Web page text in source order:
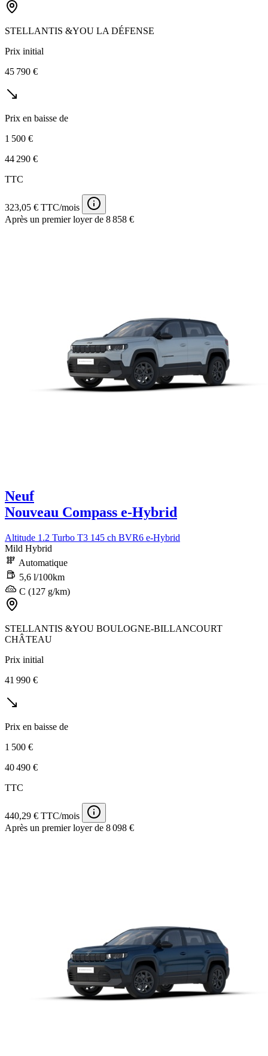
STELLANTIS &YOU LA DÉFENSE
Prix initial
45 790 €
Prix en baisse de
1 500 €
44 290 €
TTC
323,05 € TTC/mois
Après un premier loyer de 8 858 €
Neuf
Nouveau Compass e-Hybrid
Altitude 1.2 Turbo T3 145 ch BVR6 e-Hybrid
Mild Hybrid
Automatique
5,6 l/100km
C (127 g/km)
STELLANTIS &YOU BOULOGNE-BILLANCOURT
CHÂTEAU
Prix initial
41 990 €
Prix en baisse de
1 500 €
40 490 €
TTC
440,29 € TTC/mois
Après un premier loyer de 8 098 €